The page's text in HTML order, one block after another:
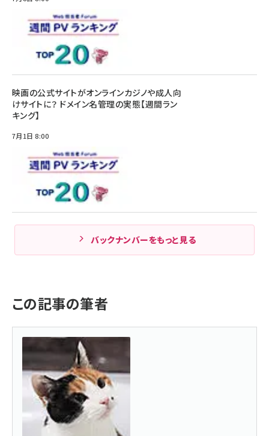
映画の公式サイトがオンラインカジノや成人向
けサイトに？ ドメイン名管理の実態【週間ラン
キング】
7月1日 8:00
バックナンバーをもっと見る
この記事の筆者